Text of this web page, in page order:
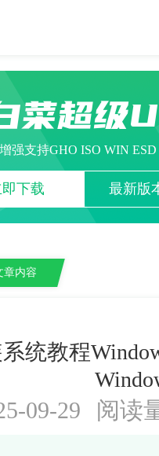
菜超级
强支持GHO ISO WIN
即下载 最新版
章内容
统教程
09-29 阅读